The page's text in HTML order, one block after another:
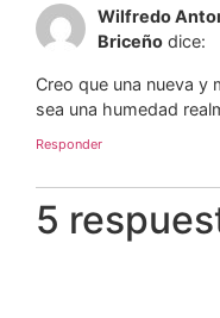
5
Wilfredo
Briceño dice:
Creo que una nueva y
sea una humedad
Responder